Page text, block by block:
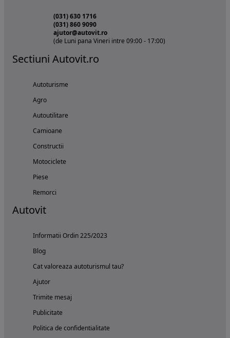
(031) 630 1716
(031) 860 9090
ajutor@autovit.ro
(de Luni pana Vineri intre 09:00 - 17:00)
Sectiuni Autovit.ro
Autoturisme
Agro
Autoutilitare
Camioane
Constructii
Motociclete
Piese
Remorci
Autovit
Informatii Ordin 225/2023
Blog
Cat valoreaza autoturismul tau?
Ajutor
Trimite mesaj
Publicitate
Politica de confidentialitate